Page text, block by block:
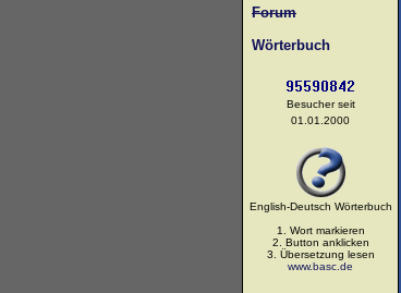
Forum
Wörterbuch
Besucher seit
01.01.2000
English-Deutsch Wörterbuch
1. Wort markieren
2. Button anklicken
3. Übersetzung lesen
www.basc.de